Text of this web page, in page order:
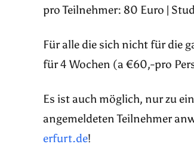
pro Teilnehmer: 80 Euro |
Für alle die sich nicht für die
für 4 Wochen (a €60,-pro
Es ist auch möglich, nur zu
angemeldeten Teilnehmer
erfurt.de!